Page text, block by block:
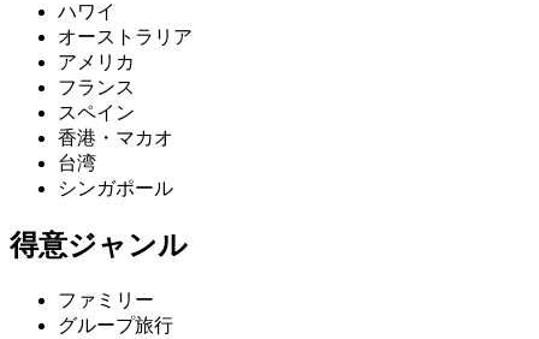
ハワイ
オーストラリア
アメリカ
フランス
スペイン
香港・マカオ
台湾
シンガポール
得意ジャンル
ファミリー
グループ旅行